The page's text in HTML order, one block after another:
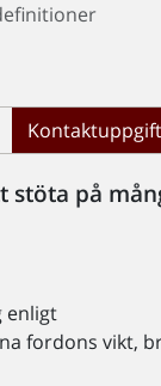
stöta på
enligt
fordons vikt,